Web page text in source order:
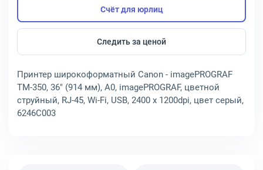
Счёт для юрлиц
Следить за ценой
Принтер широкоформатный Canon - imagePROGRAF
TM-350, 36" (914 мм), A0, imagePROGRAF, цветной
струйный, RJ-45, Wi-Fi, USB, 2400 x 1200dpi, цвет серый,
6246C003